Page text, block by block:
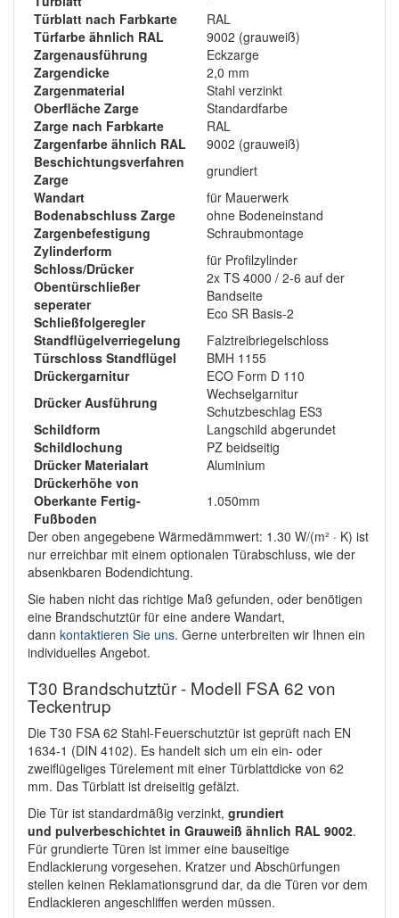
Türblatt nach Farbkarte
RAL
Türfarbe ähnlich RAL
9002 (grauweiß)
Zargenausführung
Eckzarge
Zargendicke
2,0 mm
Zargenmaterial
Stahl verzinkt
Oberfläche Zarge
Standardfarbe
Zarge nach Farbkarte
RAL
Zargenfarbe ähnlich RAL
9002 (grauweiß)
Beschichtungsverfahren
Zarge
grundiert
Wandart
für Mauerwerk
Bodenabschluss Zarge
ohne Bodeneinstand
Zargenbefestigung
Schraubmontage
Zylinderform
Schloss/Drücker
Obentürschließer
seperater
Schließfolgeregler
für Profilzylinder
2x TS 4000 / 2-6 auf der
Bandseite
Eco SR Basis-2
Standflügelverriegelung
Türschloss Standflügel
Drückergarnitur
Falztreibriegelschloss
BMH 1155
ECO Form D 110
Drücker Ausführung
Wechselgarnitur
Schutzbeschlag ES3
Schildform
Langschild abgerundet
Schildlochung
PZ beidseitig
Drücker Materialart
Aluminium
Drückerhöhe von
Oberkante Fertig-
Fußboden
1.050mm
Der oben angegebene Wärmedämmwert: 1.30 W/(m² · K) ist
nur erreichbar mit einem optionalen Türabschluss, wie der
absenkbaren Bodendichtung.
Sie haben nicht das richtige Maß gefunden, oder benötigen
eine Brandschutztür für eine andere Wandart,
dann kontaktieren Sie uns. Gerne unterbreiten wir Ihnen ein
individuelles Angebot.
T30 Brandschutztür - Modell FSA 62 von
Teckentrup
Die T30 FSA 62 Stahl-Feuerschutztür ist geprüft nach EN
1634-1 (DIN 4102). Es handelt sich um ein ein- oder
zweiflügeliges Türelement mit einer Türblattdicke von 62
mm. Das Türblatt ist dreiseitig gefälzt.
Die Tür ist standardmäßig verzinkt, grundiert
und pulverbeschichtet in Grauweiß ähnlich RAL 9002.
Für grundierte Türen ist immer eine bauseitige
Endlackierung vorgesehen. Kratzer und Abschürfungen
stellen keinen Reklamationsgrund dar, da die Türen vor dem
Endlackieren angeschliffen werden müssen.